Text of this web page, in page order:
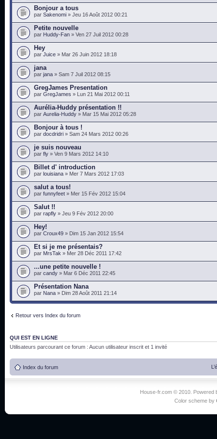
Bonjour a tous
par Sakenomi » Jeu 16 Août 2012 00:21
Petite nouvelle
par Huddy-Fan » Ven 27 Juil 2012 00:28
Hey
par Juice » Mar 26 Juin 2012 18:18
jana
par jana » Sam 7 Juil 2012 08:15
GregJames Presentation
par GregJames » Lun 21 Mai 2012 00:11
Aurélia-Huddy présentation !!
par Aurelia-Huddy » Mar 15 Mai 2012 05:28
Bonjour à tous !
par docdridri » Sam 24 Mars 2012 00:26
je suis nouveau
par fly » Ven 9 Mars 2012 14:10
Billet d' introduction
par louisiana » Mer 7 Mars 2012 17:03
salut a tous!
par funnyfeet » Mer 15 Fév 2012 15:04
Salut !!
par rapfly » Jeu 9 Fév 2012 20:00
Hey!
par Croux49 » Dim 15 Jan 2012 15:54
Et si je me présentais?
par MrsTak » Mer 28 Déc 2011 17:42
...une petite nouvelle !
par candy » Mar 6 Déc 2011 22:45
Présentation Nana
par Nana » Dim 28 Août 2011 21:14
Retour vers Index du forum
QUI EST EN LIGNE
Utilisateurs parcourant ce forum : Aucun utilisateur inscrit et 1 invité
Index du forum
House-fr.com © 2010. Powered
Color scheme by